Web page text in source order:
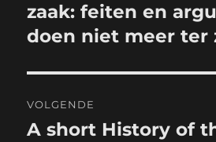
bericht:
zaak: feiten en
doen niet meer ter
VOLGENDE
Volgend
A short History of